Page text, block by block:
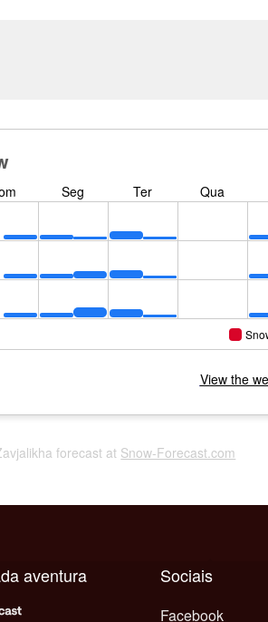
forecast at Snow-Forecast.com
Sociais
Facebook
aventura